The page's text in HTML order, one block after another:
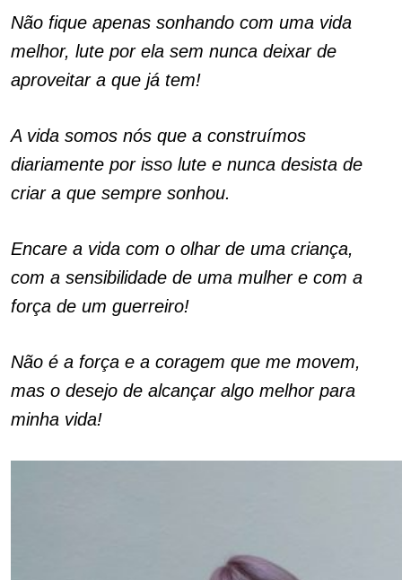
Não fique apenas sonhando com uma vida
melhor, lute por ela sem nunca deixar de
aproveitar a que já tem!
A vida somos nós que a construímos
diariamente por isso lute e nunca desista de
criar a que sempre sonhou.
Encare a vida com o olhar de uma criança,
com a sensibilidade de uma mulher e com a
força de um guerreiro!
Não é a força e a coragem que me movem,
mas o desejo de alcançar algo melhor para
minha vida!